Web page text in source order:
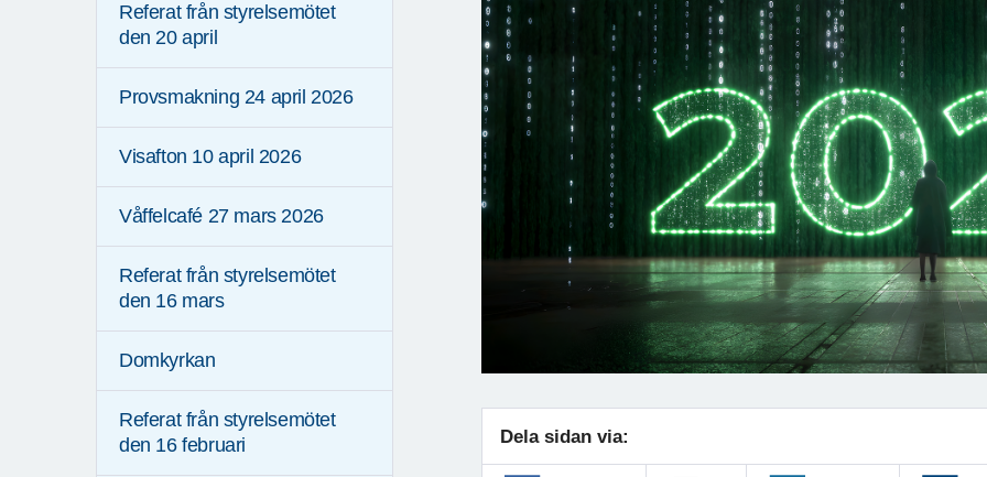
Referat från styrelsemötet
den 20 april
Provsmakning 24 april 2026
Visafton 10 april 2026
Våffelcafé 27 mars 2026
Referat från styrelsemötet
den 16 mars
Domkyrkan
Referat från styrelsemötet
den 16 februari
Dela sidan via: